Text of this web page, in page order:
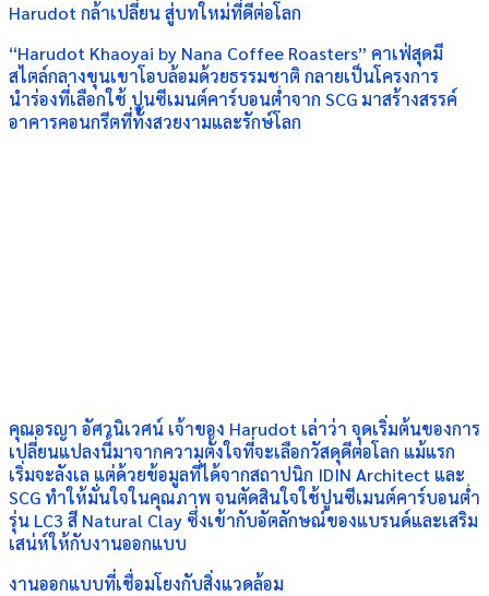
Harudot กล้าเปลี่ยน สู่บทใหม่ที่ดีต่อโลก
“Harudot Khaoyai by Nana Coffee Roasters” คาเฟ่สุดมี
สไตล์กลางขุนเขาโอบล้อมด้วยธรรมชาติ กลายเป็นโครงการ
นำร่องที่เลือกใช้ ปูนซีเมนต์คาร์บอนต่ำจาก SCG มาสร้างสรรค์
อาคารคอนกรีตที่ทั้งสวยงามและรักษ์โลก
คุณอรญา อัศวนิเวศน์ เจ้าของ Harudot เล่าว่า จุดเริ่มต้นของการ
เปลี่ยนแปลงนี้มาจากความตั้งใจที่จะเลือกวัสดุดีต่อโลก แม้แรก
เริ่มจะลังเล แต่ด้วยข้อมูลที่ได้จากสถาปนิก IDIN Architect และ
SCG ทำให้มั่นใจในคุณภาพ จนตัดสินใจใช้ปูนซีเมนต์คาร์บอนต่ำ
รุ่น LC3 สี Natural Clay ซึ่งเข้ากับอัตลักษณ์ของแบรนด์และเสริม
เสน่ห์ให้กับงานออกแบบ
งานออกแบบที่เชื่อมโยงกับสิ่งแวดล้อม